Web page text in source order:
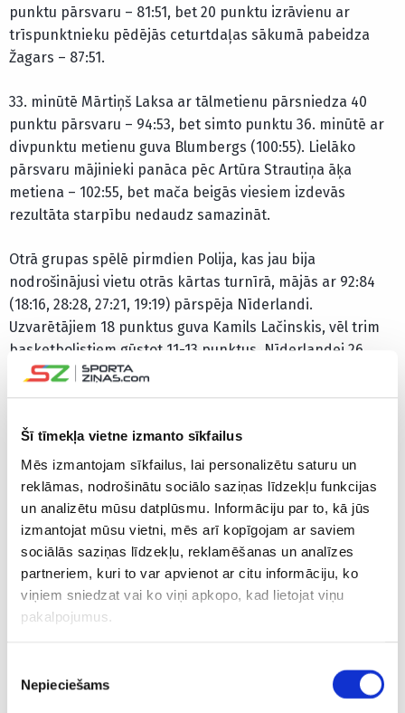
Šī tīmekļa vietne izmanto sīkfailus
Mēs izmantojam sīkfailus, lai personalizētu saturu un
reklāmas, nodrošinātu sociālo saziņas līdzekļu funkcijas
un analizētu mūsu datplūsmu. Informāciju par to, kā jūs
izmantojat mūsu vietni, mēs arī kopīgojam ar saviem
sociālās saziņas līdzekļu, reklamēšanas un analīzes
partneriem, kuri to var apvienot ar citu informāciju, ko
viņiem sniedzat vai ko viņi apkopo, kad lietojat viņu
pakalpojumus.
izvēle
Nepieciešams
punktu pārsvaru – 81:51, bet 20 punktu izrāvienu ar
trīspunktnieku pēdējās ceturtdaļas sākumā pabeidza
Žagars – 87:51.
33. minūtē Mārtiņš Laksa ar tālmetienu pārsniedza 40
punktu pārsvaru – 94:53, bet simto punktu 36. minūtē ar
divpunktu metienu guva Blumbergs (100:55). Lielāko
pārsvaru mājinieki panāca pēc Artūra Strautiņa āķa
metiena – 102:55, bet mača beigās viesiem izdevās
rezultāta starpību nedaudz samazināt.
Otrā grupas spēlē pirmdien Polija, kas jau bija
nodrošinājusi vietu otrās kārtas turnīrā, mājās ar 92:84
(18:16, 28:28, 27:21, 19:19) pārspēja Nīderlandi.
Uzvarētājiem 18 punktus guva Kamils Lačinskis, vēl trim
basketbolistiem gūstot 11-13 punktus. Nīderlandei 26
punktus, piecas atlēkušās bumbas un deviņas
rezultatīvas piespēles sakrāja Keje van der Vūrsts, 21
rezultatīvas piespēles un septiņas kļūdas sakrāja spēli
piecu piezīmju dēļ priekšlaicīgi beigušais Mareins
Ververss.
F grupā pirmo vietu ar sešām uzvarām sešās spēlēs
izcīnīja Polija, trīs uzvaras tika Latvijai, divas –
Nīderlandei un viena – Austrijai.